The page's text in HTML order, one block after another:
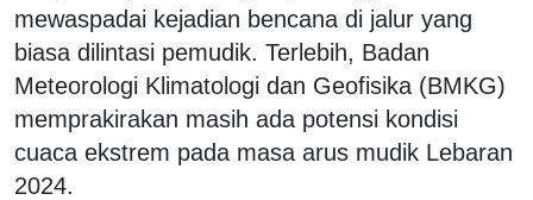
mewaspadai kejadian bencana di jalur yang
biasa dilintasi pemudik. Terlebih, Badan
Meteorologi Klimatologi dan Geofisika (BMKG)
memprakirakan masih ada potensi kondisi
cuaca ekstrem pada masa arus mudik Lebaran
2024.